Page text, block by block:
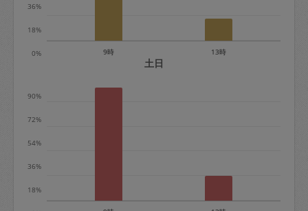
※キャンセル料金の設定について：
0%
18%
36%
9時 13時
土日
18%
36%
54%
72%
90%